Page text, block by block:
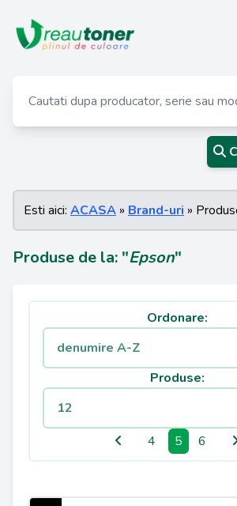
Esti aici: ACASA » Brand-uri »
Produse de la: "Epson"
Ordonare:
Produse:
4 5 6